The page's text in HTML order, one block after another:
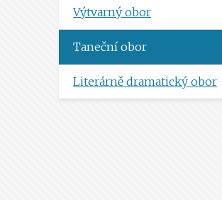
Výtvarný obor
Taneční obor
Literárně dramatický obor